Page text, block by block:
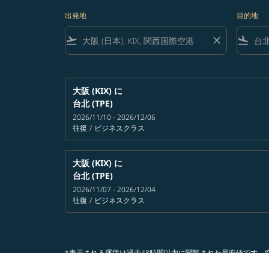
出発地
flight_takeoff close
目的地
flight_land
大阪 (KIX) に
台北 (TPE)
2026/11/10 - 2026/12/06
往復 / ビジネスクラス
大阪 (KIX) に
台北 (TPE)
2026/11/07 - 2026/12/04
往復 / ビジネスクラス